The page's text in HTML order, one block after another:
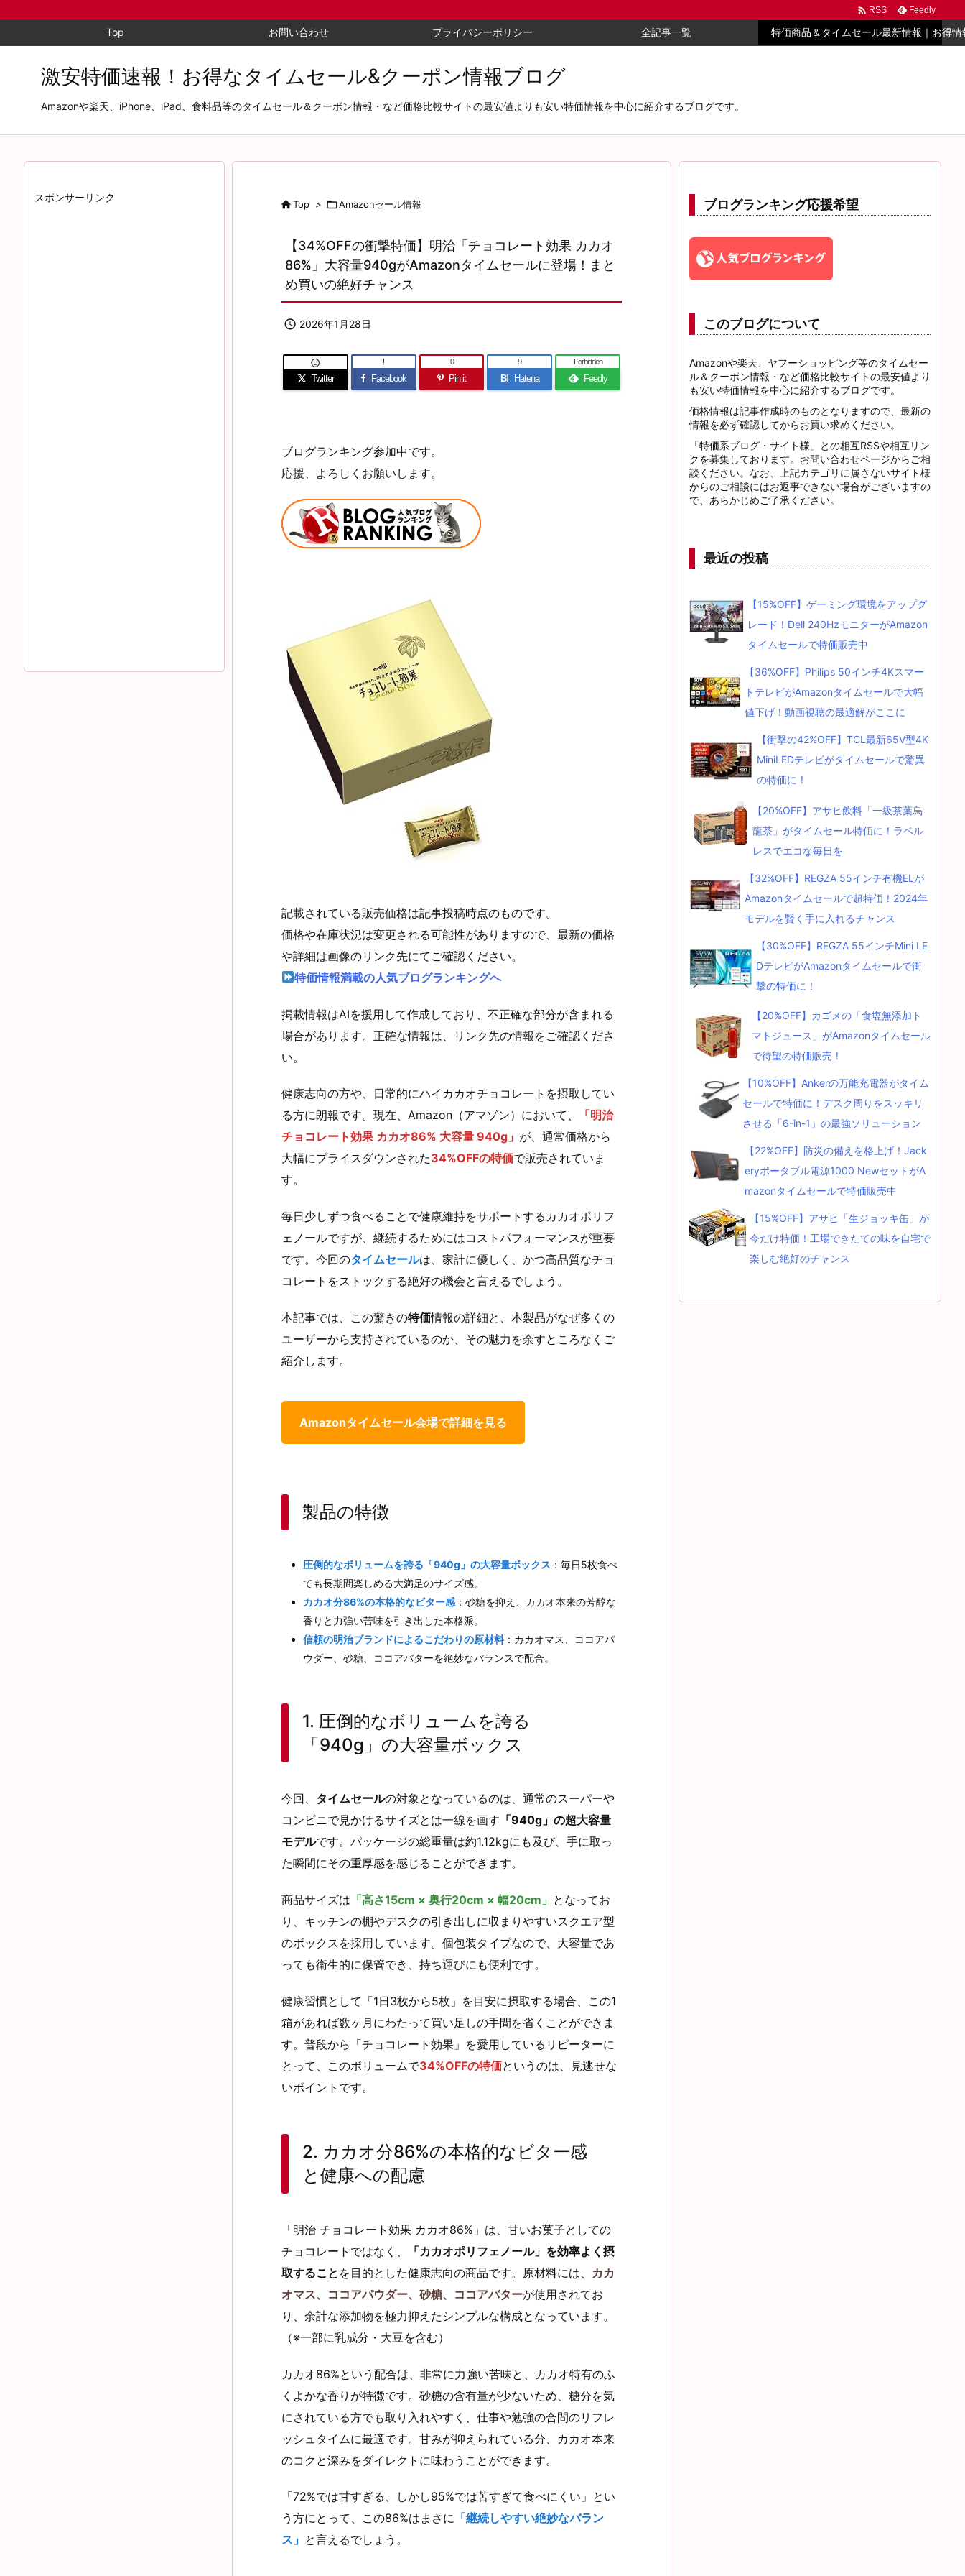
Top お問い合わせ プライバシーポリシー 全記事一覧 特価商品＆タイムセール最新情報｜お得
 RSS Feedly
激安特価速報！お得なタイムセール&クーポン情報ブログ
Amazonや楽天、iPhone、iPad、食料品等のタイムセール＆クーポン情報・など価格比較サイトの最安値よりも安い特価情報を中心に紹介するブログです。
Top > Amazonセール情報
【34%OFFの衝撃特価】明治「チョコレート効果 カカオ
86%」大容量940gがAmazonタイムセールに登場！まと
め買いの絶好チャンス
 2026年1月28日
Twitter

Facebook
!
Pin it
0
B! Hatena
9
Feedly
Forbidden
ブログランキング参加中です。
応援、よろしくお願いします。
記載されている販売価格は記事投稿時点のものです。
価格や在庫状況は変更される可能性がありますので、最新の価格
や詳細は画像のリンク先にてご確認ください。
特価情報満載の人気ブログランキングへ
掲載情報はAIを援用して作成しており、不正確な部分が含まれる
場合があります。正確な情報は、リンク先の情報をご確認くださ
い。
健康志向の方や、日常的にハイカカオチョコレートを摂取してい
る方に朗報です。現在、Amazon（アマゾン）において、
「明治
チョコレート効果 カカオ86% 大容量 940g」 が、通常価格から
大幅にプライスダウンされた34%OFFの特価で販売されていま
す。
毎日少しずつ食べることで健康維持をサポートするカカオポリフ
ェノールですが、継続するためにはコストパフォーマンスが重要
です。今回のタイムセールは、家計に優しく、かつ高品質なチョ
コレートをストックする絶好の機会と言えるでしょう。
本記事では、この驚きの特価情報の詳細と、本製品がなぜ多くの
ユーザーから支持されているのか、その魅力を余すところなくご
紹介します。
Amazonタイムセール会場で詳細を見る
製品の特徴
圧倒的なボリュームを誇る「940g」の大容量ボックス ：毎日5枚食べ
ても長期間楽しめる大満足のサイズ感。
カカオ分86%の本格的なビター感 ：砂糖を抑え、カカオ本来の芳醇な
香りと力強い苦味を引き出した本格派。
信頼の明治ブランドによるこだわりの原材料：カカオマス、ココアパ
ウダー、砂糖、ココアバターを絶妙なバランスで配合。
1. 圧倒的なボリュームを誇る
「940g」の大容量ボックス
今回、 タイムセールの対象となっているのは、通常のスーパーや
コンビニで見かけるサイズとは一線を画す 「940g」の超大容量
モデルです。パッケージの総重量は約1.12kgにも及び、手に取っ
た瞬間にその重厚感を感じることができます。
商品サイズは 「高さ15cm × 奥行20cm × 幅20cm」 となってお
り、キッチンの棚やデスクの引き出しに収まりやすいスクエア型
のボックスを採用しています。個包装タイプなので、大容量であ
っても衛生的に保管でき、持ち運びにも便利です。
健康習慣として「1日3枚から5枚」を目安に摂取する場合、この1
箱があれば数ヶ月にわたって買い足しの手間を省くことができま
す。普段から「チョコレート効果」を愛用しているリピーターに
とって、このボリュームで34%OFFの特価というのは、見逃せな
いポイントです。
2. カカオ分86%の本格的なビター感
と健康への配慮
「明治 チョコレート効果 カカオ86%」は、甘いお菓子としての
チョコレートではなく、
「カカオポリフェノール」を効率よく摂
取すること を目的とした健康志向の商品です。原材料には、 カカ
オマス、ココアパウダー、砂糖、ココアバターが使用されてお
り、余計な添加物を極力抑えたシンプルな構成となっています。
（※一部に乳成分・大豆を含む）
カカオ86%という配合は、非常に力強い苦味と、カカオ特有のふ
くよかな香りが特徴です。砂糖の含有量が少ないため、糖分を気
にされている方でも取り入れやすく、仕事や勉強の合間のリフレ
ッシュタイムに最適です。甘みが抑えられている分、カカオ本来
のコクと深みをダイレクトに味わうことができます。
「72%では甘すぎる、しかし95%では苦すぎて食べにくい」とい
う方にとって、この86%はまさに 「継続しやすい絶妙なバラン
ス」 と言えるでしょう。
スポンサーリンク ブログランキング応援希望
このブログについて
Amazonや楽天、ヤフーショッピング等のタイムセー
ル＆クーポン情報・など価格比較サイトの最安値より
も安い特価情報を中心に紹介するブログです。
価格情報は記事作成時のものとなりますので、最新の
情報を必ず確認してからお買い求めください。
「特価系ブログ・サイト様」との相互RSSや相互リン
クを募集しております。お問い合わせページからご相
談ください。なお、上記カテゴリに属さないサイト様
からのご相談にはお返事できない場合がございますの
で、あらかじめご了承ください。
最近の投稿
【15%OFF】ゲーミング環境をアップグ
レード！Dell 240HzモニターがAmazon
タイムセールで特価販売中
【36%OFF】Philips 50インチ4Kスマー
トテレビがAmazonタイムセールで大幅
値下げ！動画視聴の最適解がここに
【衝撃の42%OFF】TCL最新65V型4K
MiniLEDテレビがタイムセールで驚異
の特価に！
【20%OFF】アサヒ飲料「一級茶葉烏
龍茶」がタイムセール特価に！ラベル
レスでエコな毎日を
【32%OFF】REGZA 55インチ有機ELが
Amazonタイムセールで超特価！2024年
モデルを賢く手に入れるチャンス
【30%OFF】REGZA 55インチMini LE
DテレビがAmazonタイムセールで衝
撃の特価に！
【20%OFF】カゴメの「食塩無添加ト
マトジュース」がAmazonタイムセール
で待望の特価販売！
【10%OFF】Ankerの万能充電器がタイム
セールで特価に！デスク周りをスッキリ
させる「6-in-1」の最強ソリューション
【22%OFF】防災の備えを格上げ！Jack
eryポータブル電源1000 NewセットがA
mazonタイムセールで特価販売中
【15%OFF】アサヒ「生ジョッキ缶」が
今だけ特価！工場できたての味を自宅で
楽しむ絶好のチャンス